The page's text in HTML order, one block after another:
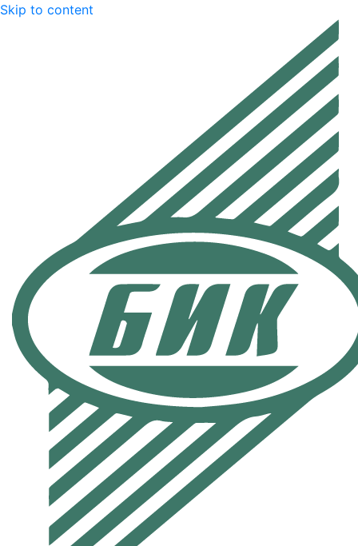
Skip to content